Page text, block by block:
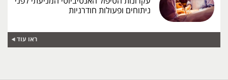
ניתוחים ופעולות חודרניות
ראו עוד